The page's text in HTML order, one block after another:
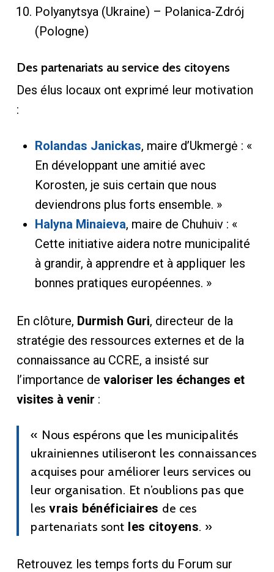
Polyanytsya (Ukraine) – Polanica-Zdrój
(Pologne)
Des partenariats au service des citoyens
Des élus locaux ont exprimé leur motivation
:
Rolandas Janickas, maire d’Ukmergė : «
En développant une amitié avec
Korosten, je suis certain que nous
deviendrons plus forts ensemble. »
Halyna Minaieva, maire de Chuhuiv : «
Cette initiative aidera notre municipalité
à grandir, à apprendre et à appliquer les
bonnes pratiques européennes. »
En clôture, Durmish Guri, directeur de la
stratégie des ressources externes et de la
connaissance au CCRE, a insisté sur
l’importance de valoriser les échanges et
visites à venir :
« Nous espérons que les municipalités
ukrainiennes utiliseront les connaissances
acquises pour améliorer leurs services ou
leur organisation. Et n’oublions pas que
lesvrais bénéficiaires de ces
partenariats sont les citoyens. »
Retrouvez les temps forts du Forum sur